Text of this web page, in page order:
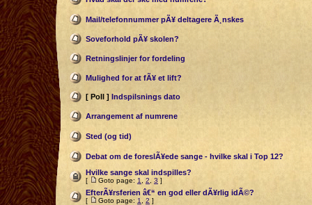
Mail/telefonnummer pÃ¥ deltagere Ã¸nskes
Soveforhold pÃ¥ skolen?
Retningslinjer for fordeling
Mulighed for at fÃ¥ et lift?
[ Poll ] Indspilsnings dato
Arrangement af numrene
Sted (og tid)
Debat om de foreslÃ¥ede sange - hvilke skal i Top 12?
Hvilke sange skal indspilles?
[ Goto page: 1 2 3 ]
EfterÃ¥rsferien â€“ en god eller dÃ¥rlig idÃ©?
[ Goto page: 1 2 ]